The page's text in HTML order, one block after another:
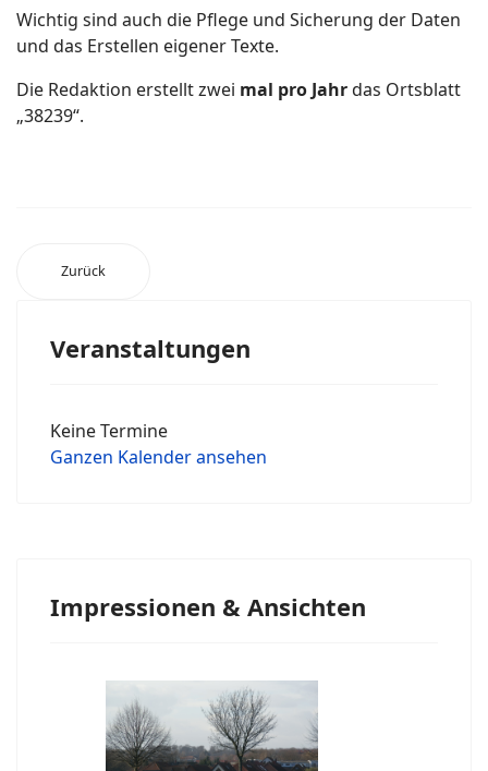
Wichtig sind auch die Pflege und Sicherung der Daten
und das Erstellen eigener Texte.
Die Redaktion erstellt zwei mal pro Jahrdas Ortsblatt
„38239“.
Zurück
Veranstaltungen
Keine Termine
Ganzen Kalender ansehen
Impressionen & Ansichten